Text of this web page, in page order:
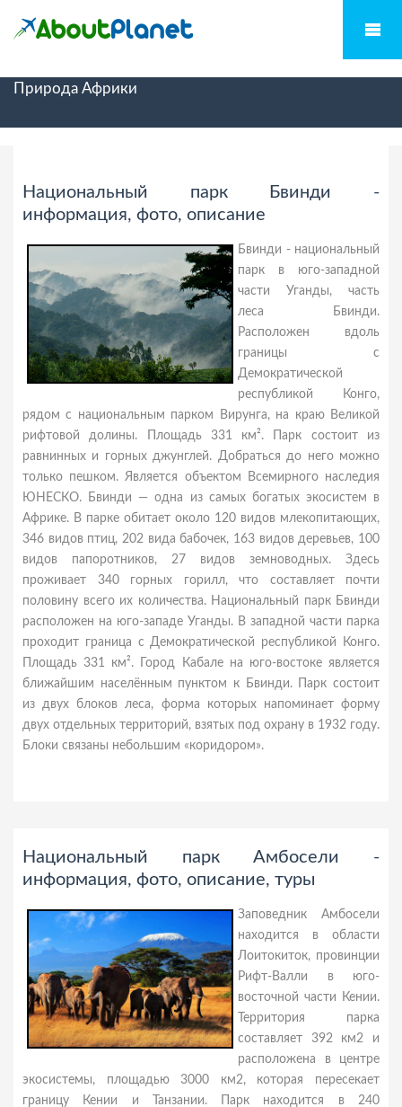
Природа Африки
Национальный парк Бвинди -
информация, фото, описание
Бвинди - национальный
парк в юго-западной
части Уганды, часть
леса Бвинди.
Расположен вдоль
границы с
Демократической
республикой Конго,
рядом с национальным парком Вирунга, на краю Великой
рифтовой долины. Площадь 331 км². Парк состоит из
равнинных и горных джунглей. Добраться до него можно
только пешком. Является объектом Всемирного наследия
ЮНЕСКО. Бвинди — одна из самых богатых экосистем в
Африке. В парке обитает около 120 видов млекопитающих,
346 видов птиц, 202 вида бабочек, 163 видов деревьев, 100
видов папоротников, 27 видов земноводных. Здесь
проживает 340 горных горилл, что составляет почти
половину всего их количества. Национальный парк Бвинди
расположен на юго-западе Уганды. В западной части парка
проходит граница с Демократической республикой Конго.
Площадь 331 км². Город Кабале на юго-востоке является
ближайшим населённым пунктом к Бвинди. Парк состоит
из двух блоков леса, форма которых напоминает форму
двух отдельных территорий, взятых под охрану в 1932 году.
Блоки связаны небольшим «коридором».
Национальный парк Амбосели -
информация, фото, описание, туры
Заповедник Амбосели
находится в области
Лоитокиток, провинции
Рифт-Валли в юго-
восточной части Кении.
Территория парка
составляет 392 км2 и
расположена в центре
экосистемы, площадью 3000 км2, которая пересекает
границу Кении и Танзании. Парк находится в 240